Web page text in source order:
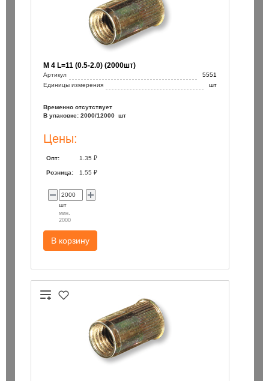
М 4 L=11 (0.5-2.0) (2000шт)
Артикул
5551
Единицы измерения
шт
Временно отсутствует
В упаковке: 2000/12000 шт
Цены:
Опт: 1.35 ₽
Розница: 1.55 ₽
шт
мин.
2000
В корзину